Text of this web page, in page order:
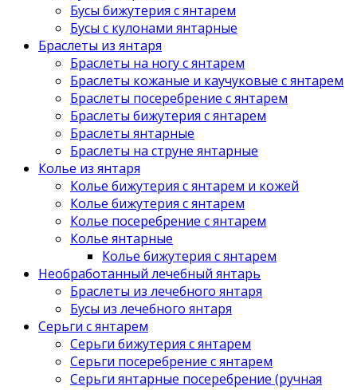
Бусы бижутерия с янтарем
Бусы с кулонами янтарные
Браслеты из янтаря
Браслеты на ногу с янтарем
Браслеты кожаные и каучуковые с янтарем
Браслеты посеребрение с янтарем
Браслеты бижутерия с янтарем
Браслеты янтарные
Браслеты на струне янтарные
Колье из янтаря
Колье бижутерия с янтарем и кожей
Колье бижутерия с янтарем
Колье посеребрение с янтарем
Колье янтарные
Колье бижутерия с янтарем
Необработанный лечебный янтарь
Браслеты из лечебного янтаря
Бусы из лечебного янтаря
Серьги с янтарем
Серьги бижутерия с янтарем
Серьги посеребрение с янтарем
Серьги янтарные посеребрение (ручная